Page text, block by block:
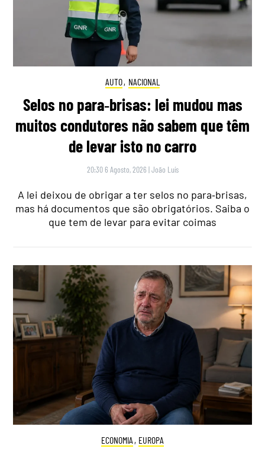
AUTO, NACIONAL
Selos no para‑brisas: lei mudou mas
muitos condutores não sabem que têm
de levar isto no carro
20:30 6 Agosto, 2026 |João Luís
A lei deixou de obrigar a ter selos no para‑brisas,
mas há documentos que são obrigatórios. Saiba o
que tem de levar para evitar coimas
ECONOMIA , EUROPA